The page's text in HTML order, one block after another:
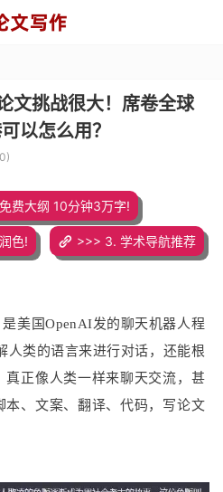
文挑战很大！席卷全球
以怎么用？
费大纲 10分钟3万字!
色! >>> 3. 学术导航推荐
美国OpenAI发的聊天机器人程
人类的语言来进行对话，还能根
真正像人类一样来聊天交流，甚
本、文案、翻译、代码，写论文